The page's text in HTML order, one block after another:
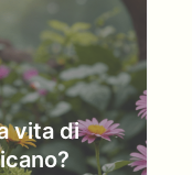
vita di